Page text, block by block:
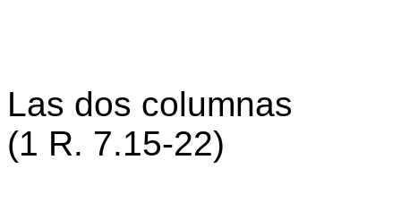
Las dos columnas
(1 R. 7.15-22)